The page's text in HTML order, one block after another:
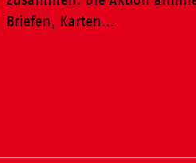
Briefen, Karten…